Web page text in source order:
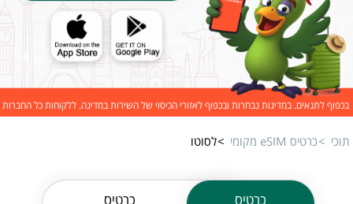
בכפוף לתנאים. במדינות נבחרות ובכפוף לאזורי הכיסוי של השירות במדינה. ללקוחות כל החברות
תוכי כרטיס eSIM מקומי לסוטו
כרטיס כרטיס